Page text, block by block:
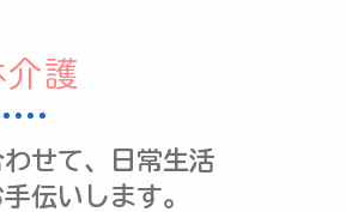
介護
せて、日常生活
伝いします。